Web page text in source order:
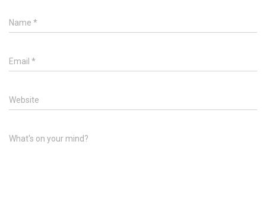
Name *
Email *
Website
What's on your mind?